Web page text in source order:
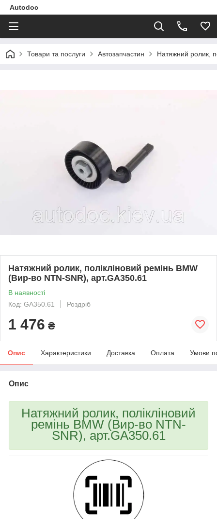
Autodoc
Товари та послуги Автозапчастин Натяжний ролик,
Натяжний ролик, полікліновий ремінь BMW
(Вир-во NTN-SNR), арт.GA350.61
В наявності
Код: GA350.61
Роздріб
1 476 ₴
Опис Характеристики Доставка Оплата Умови
Опис
Натяжний ролик, полікліновий
ремінь BMW (Вир-во NTN-
SNR), арт.GA350.61